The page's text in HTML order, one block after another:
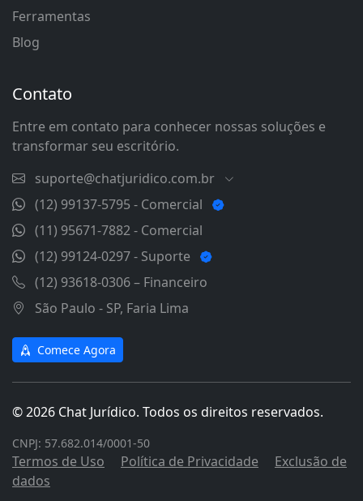
Ferramentas
Blog
Contato
Entre em contato para conhecer nossas soluções e
transformar seu escritório.
suporte@chatjuridico.com.br
(12) 99137-5795 - Comercial
(11) 95671-7882 - Comercial
(12) 99124-0297 - Suporte
(12) 93618-0306 – Financeiro
São Paulo - SP, Faria Lima
Comece Agora
© 2026 Chat Jurídico. Todos os direitos reservados.
CNPJ: 57.682.014/0001-50
Termos de Uso Política de Privacidade
Exclusão de
dados